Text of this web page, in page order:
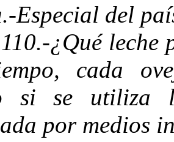
Especial del
¿Qué
cada
si se utiliza
por medios